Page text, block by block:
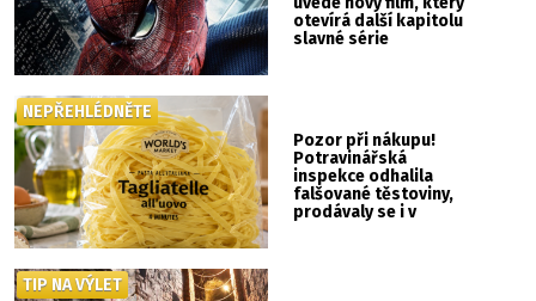
otevírá další kapitolu
slavné série
Pozor při nákupu!
Potravinářská
inspekce odhalila
falšované těstoviny,
prodávaly se i v
NEPŘEHLÉDNĚTE
TIP NA VÝLET